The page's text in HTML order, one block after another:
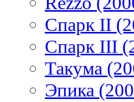
Спарк II
Спарк III
Такума
Эпика